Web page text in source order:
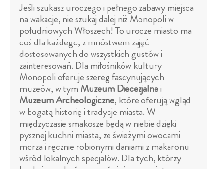
Jeśli szukasz uroczego i pełnego zabawy miejsca
na wakacje, nie szukaj dalej niż Monopoli w
południowych Włoszech! To urocze miasto ma
coś dla każdego, z mnóstwem zajęć
dostosowanych do wszystkich gustów i
zainteresowań. Dla miłośników kultury
Monopoli oferuje szereg fascynujących
muzeów, w tym Muzeum Diecezjalnei
Muzeum Archeologiczne, które oferują wgląd
w bogatą historię i tradycje miasta. W
międzyczasie smakosze będą w niebie dzięki
pysznej kuchni miasta, ze świeżymi owocami
morza i ręcznie robionymi daniami z makaronu
wśród lokalnych specjałów. Dla tych, którzy